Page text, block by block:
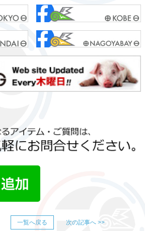
一覧へ戻る 次の記事へ >>